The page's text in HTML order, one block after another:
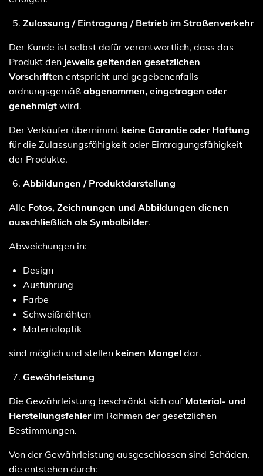
Zulassung / Eintragung / Betrieb im Straßenverkehr
Der Kunde ist selbst dafür verantwortlich, dass das
Produkt den jeweils geltenden gesetzlichen
Vorschriften entspricht und gegebenenfalls
ordnungsgemäß abgenommen, eingetragen oder
genehmigt wird.
Der Verkäufer übernimmt keine Garantie oder Haftung
für die Zulassungsfähigkeit oder Eintragungsfähigkeit
der Produkte.
Abbildungen / Produktdarstellung
Alle Fotos, Zeichnungen und Abbildungen dienen
ausschließlich als Symbolbilder.
Abweichungen in:
Design
Ausführung
Farbe
Schweißnähten
Materialoptik
sind möglich und stellen keinen Mangel dar.
Gewährleistung
Die Gewährleistung beschränkt sich auf Material- und
Herstellungsfehlerim Rahmen der gesetzlichen
Bestimmungen.
Von der Gewährleistung ausgeschlossen sind Schäden,
die entstehen durch: